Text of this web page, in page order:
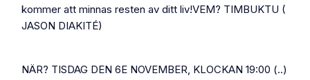
kommer att minnas resten av ditt liv!VEM? TIMBUKTU (
JASON DIAKITÉ)
NÄR? TISDAG DEN 6E NOVEMBER, KLOCKAN 19:00 (..)